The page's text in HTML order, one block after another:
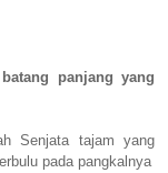
panjang yang
Senjata tajam yang
pada pangkalnya